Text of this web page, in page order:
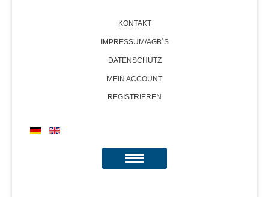
KONTAKT
IMPRESSUM/AGB´S
DATENSCHUTZ
MEIN ACCOUNT
REGISTRIEREN